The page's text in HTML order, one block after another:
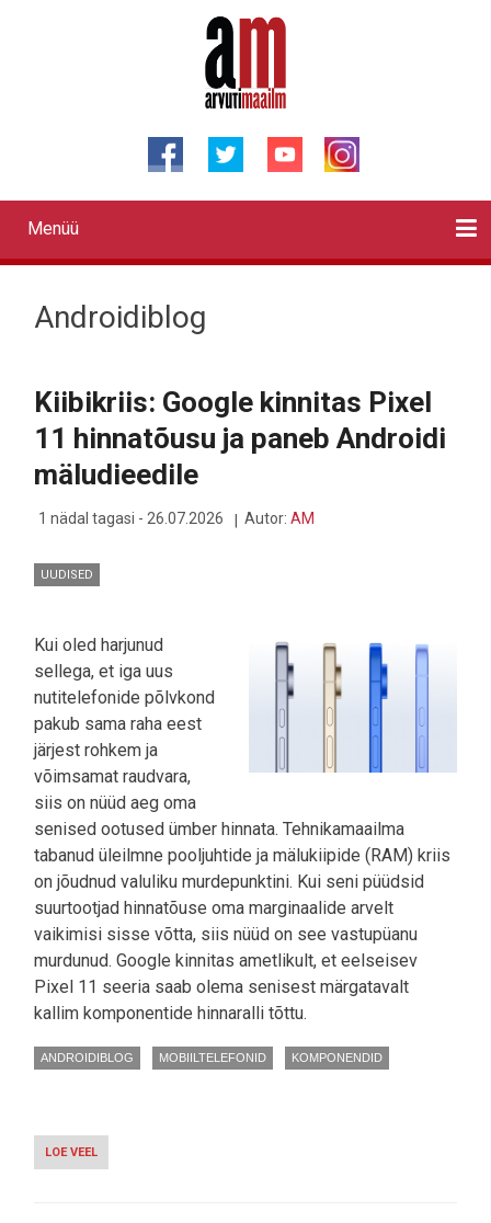
Primary
links
Menüü
Androidiblog
Kiibikriis: Google kinnitas Pixel
11 hinnatõusu ja paneb Androidi
mäludieedile
1 nädal tagasi - 26.07.2026 Autor: AM
UUDISED
Kui oled harjunud
sellega, et iga uus
nutitelefonide põlvkond
pakub sama raha eest
järjest rohkem ja
võimsamat raudvara,
siis on nüüd aeg oma
senised ootused ümber hinnata. Tehnikamaailma
tabanud üleilmne pooljuhtide ja mälukiipide (RAM) kriis
on jõudnud valuliku murdepunktini. Kui seni püüdsid
suurtootjad hinnatõuse oma marginaalide arvelt
vaikimisi sisse võtta, siis nüüd on see vastupüanu
murdunud. Google kinnitas ametlikult, et eelseisev
Pixel 11 seeria saab olema senisest märgatavalt
kallim komponentide hinnaralli tõttu.
ANDROIDIBLOG MOBIILTELEFONID KOMPONENDID
LOE VEEL
KIIBIKRIIS: